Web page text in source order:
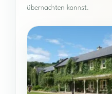
übernachten kannst.